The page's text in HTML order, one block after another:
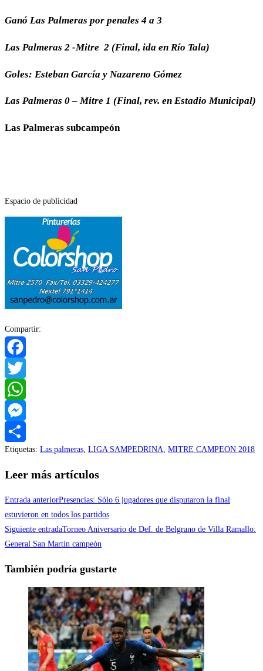
Ganó Las Palmeras por penales 4 a 3
Las Palmeras 2 -Mitre 2 (Final, ida en Río Tala)
Goles: Esteban García y Nazareno Gómez
Las Palmeras 0 – Mitre 1 (Final, rev. en Estadio Municipal)
Las Palmeras subcampeón
Espacio de publicidad
Compartir:
Facebook
Twitter
WhatsApp
Messenger
Compartir
Etiquetas: Las palmeras LIGA SAMPEDRINA MITRE CAMPEON 2018
Leer más artículos
Entrada anteriorPresencias: Sólo 6 jugadores que disputaron la final
estuvieron en todos los partidos
Siguiente entradaTorneo Aniversario de Def. de Belgrano de Villa Ramallo:
General San Martín campeón
También podría gustarte